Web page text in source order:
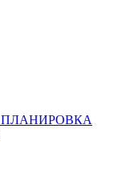
ПЛАНИРОВКА